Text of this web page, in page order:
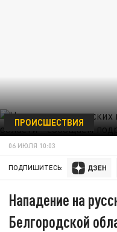
ПРОИСШЕСТВИЯ
06 ИЮЛЯ 10:03
ПОДПИШИТЕСЬ:
Нападение на
Белгородской